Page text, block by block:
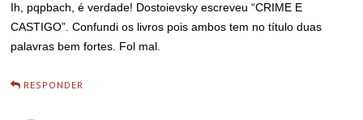
Ih, pqpbach, é verdade! Dostoievsky escreveu “CRIME E
CASTIGO”. Confundi os livros pois ambos tem no título duas
palavras bem fortes. Fol mal.
RESPONDER